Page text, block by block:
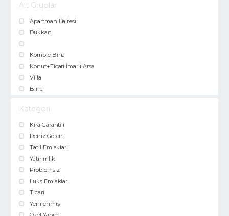
Alt Gruplar
Apartman Dairesi
Dükkan
Komple Bina
Konut+Ticari İmarlı Arsa
Villa
Bina
Kategori
Kira Garantili
Deniz Gören
Tatil Emlakları
Yatırımlık
Problemsiz
Luks Emlaklar
Ticari
Yenilenmiş